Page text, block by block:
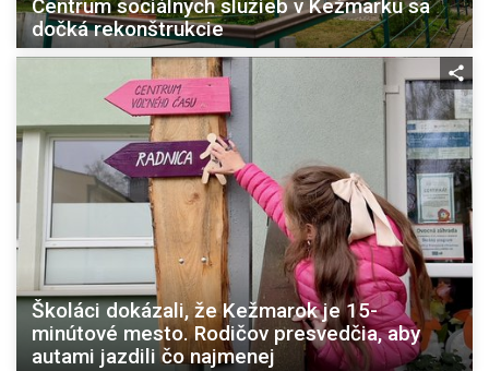
Centrum sociálnych služieb v Kežmarku sa
dočká rekonštrukcie
Školáci dokázali, že Kežmarok je 15-
minútové mesto. Rodičov presvedčia, aby
autami jazdili čo najmenej